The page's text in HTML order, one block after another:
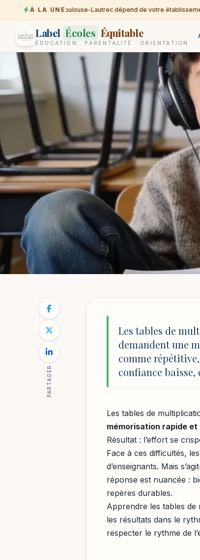
À LA UNE
05-08 L’ENT Toulouse-Lautrec dépend de votre établissement
Label Écoles Équitable
ÉDUCATION · PARENTALITÉ · ORIENTATION
NOTRE BLOG
Apprendre les
chantant
Sophie Lambert
PARTAGER
Les tables de
demandent une
comme
confiance baisse,
Les tables de
mémorisation rapide
Résultat : l’effort se
Face à ces difficultés, les
d’enseignants. Mais
réponse est nuancée :
repères durables.
Apprendre les tables de
les résultats dans le
respecter le rythme de